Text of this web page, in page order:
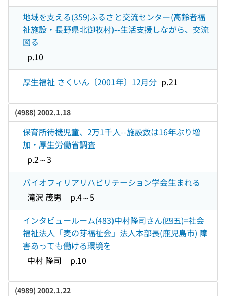
地域を支える(359)ふるさと交流センター(高齢者福
祉施設・長野県北御牧村)--生活支援しながら、交流
図る
p.10
厚生福祉 さくいん〔2001年〕12月分 p.21
(4988) 2002.1.18
保育所待機児童、2万1千人--施設数は16年ぶり増
加・厚生労働省調査
p.2～3
バイオフィリアリハビリテーション学会生まれる
滝沢 茂男
p.4～5
インタビュールーム(483)中村隆司さん(四五)=社会
福祉法人「麦の芽福祉会」法人本部長(鹿児島市) 障
害あっても働ける環境を
中村 隆司
p.10
(4989) 2002.1.22